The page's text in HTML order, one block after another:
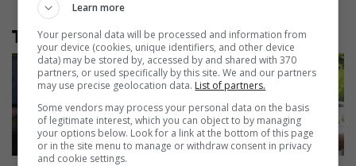
Të tjera nga rubrika
Learn more
Your personal data will be processed and information from
your device (cookies, unique identifiers, and other device
data) may be stored by, accessed by and shared with 370
partners, or used specifically by this site. We and our partners
may use precise geolocation data. List of partners.
Some vendors may process your personal data on the basis
of legitimate interest, which you can object to by managing
your options below. Look for a link at the bottom of this page
or in the site menu to manage or withdraw consent in privacy
and cookie settings.